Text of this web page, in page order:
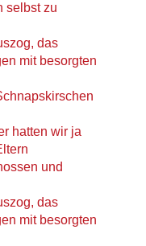
selbst zu
das
mit besorgten
hatten wir ja
und
das
mit besorgten